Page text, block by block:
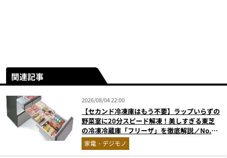
関連記事
2026/08/04 22:00
【セカンド冷凍庫はもう不要】ラップいらずの
野菜室に20分スピード解凍！美しすぎる東芝
の冷凍冷蔵庫「フリーザ」を徹底解説／No.1
モノ雑誌編集長が選ぶ『センスがいい家電』
Vol.10
家電・デジモノ